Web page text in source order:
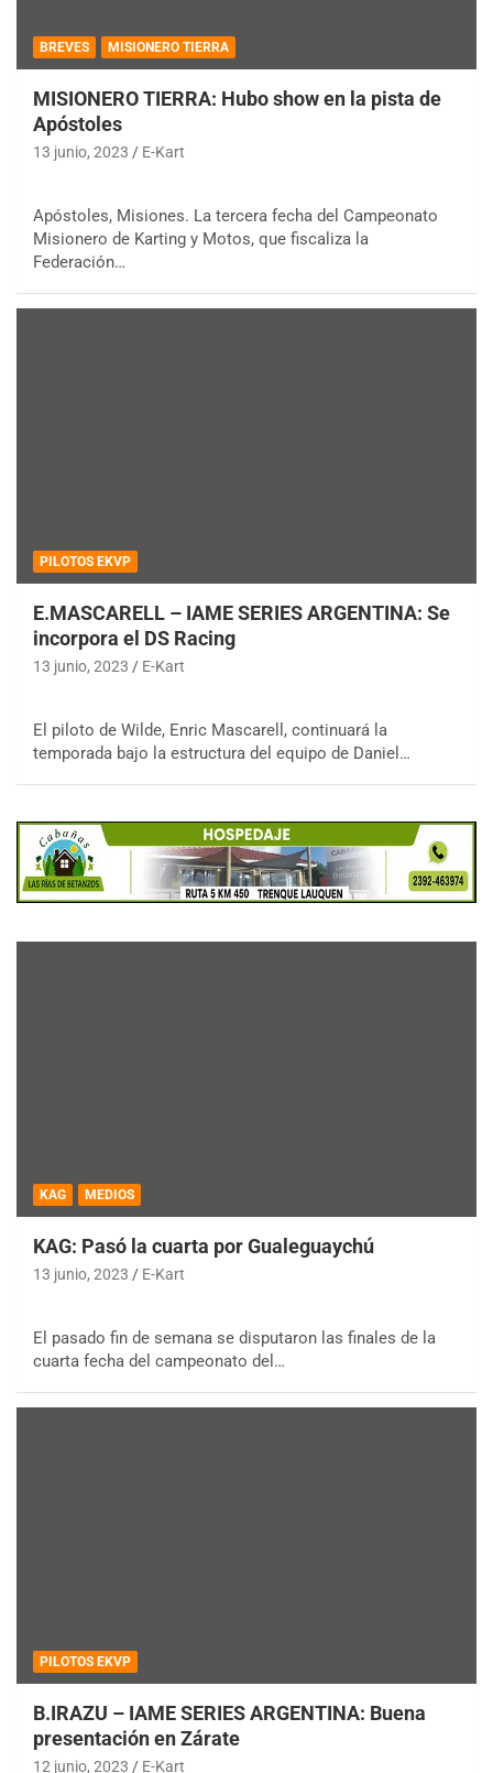
BREVES MISIONERO TIERRA
MISIONERO TIERRA: Hubo show en la pista de
Apóstoles
13 junio, 2023 E-Kart
Apóstoles, Misiones. La tercera fecha del Campeonato
Misionero de Karting y Motos, que fiscaliza la
Federación…
PILOTOS EKVP
E.MASCARELL – IAME SERIES ARGENTINA: Se
incorpora el DS Racing
13 junio, 2023 E-Kart
El piloto de Wilde, Enric Mascarell, continuará la
temporada bajo la estructura del equipo de Daniel…
KAG MEDIOS
KAG: Pasó la cuarta por Gualeguaychú
13 junio, 2023 E-Kart
El pasado fin de semana se disputaron las finales de la
cuarta fecha del campeonato del…
PILOTOS EKVP
B.IRAZU – IAME SERIES ARGENTINA: Buena
presentación en Zárate
12 junio, 2023 E-Kart